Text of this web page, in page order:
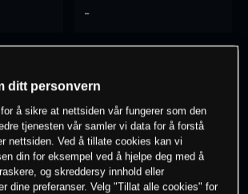
-
-
erpå dette instrumentet
ditt personvern
å sikre at nettsiden vår fungerer som den
tjenesten vår samler vi data for å forstå
nettsiden. Ved å tillate cookies kan vi
din for eksempel ved å hjelpe deg med å
og skreddersy innhold eller
dine preferanser. Velg "Tillat alle cookies" for